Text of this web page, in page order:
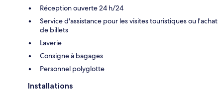
Réception ouverte 24 h/24
Service d'assistance pour les visites touristiques ou l'achat
de billets
Laverie
Consigne à bagages
Personnel polyglotte
Installations